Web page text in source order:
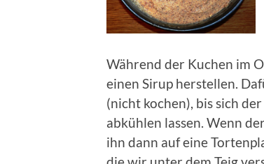
Während der Kuchen im
einen Sirup herstellen.
(nicht kochen), bis sich
abkühlen lassen. Wenn
ihn dann auf eine